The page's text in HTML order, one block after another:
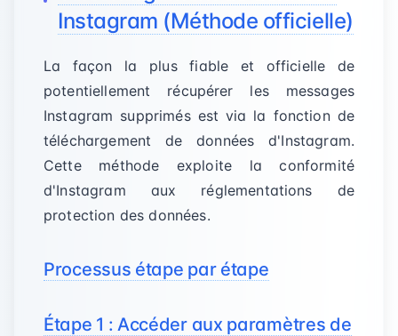
Instagram (Méthode officielle)
La façon la plus fiable et officielle de
potentiellement récupérer les messages
Instagram supprimés est via la fonction de
téléchargement de données d'Instagram.
Cette méthode exploite la conformité
d'Instagram aux réglementations de
protection des données.
Processus étape par étape
Étape 1 : Accéder aux paramètres de